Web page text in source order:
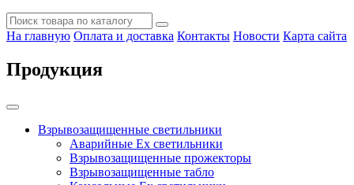
На главную Оплата и доставка Контакты Новости Карта сайта
Продукция
Взрывозащищенные светильники
Аварийные Ex светильники
Взрывозащищенные прожекторы
Взрывозащищенные табло